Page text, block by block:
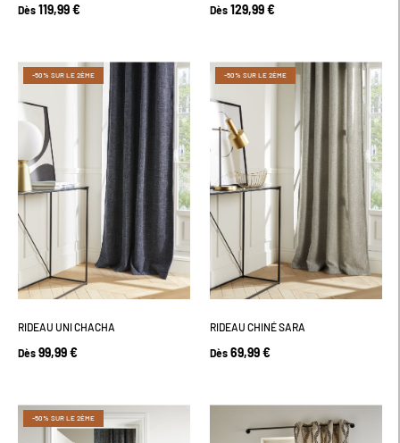
Dès 119,99 € Dès 129,99 €
-50% SUR LE 2ÈME
RIDEAU UNI CHACHA
Dès 99,99 €
-50% SUR LE 2ÈME
RIDEAU CHINÉ SARA
Dès 69,99 €
-50% SUR LE 2ÈME